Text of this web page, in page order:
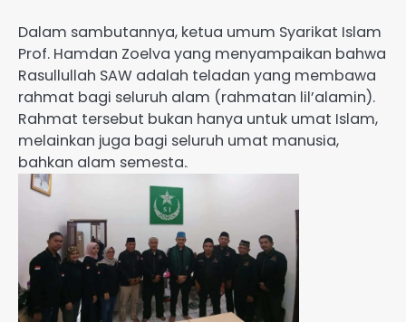
Dalam sambutannya, ketua umum Syarikat Islam
Prof. Hamdan Zoelva yang menyampaikan bahwa
Rasullullah SAW adalah teladan yang membawa
rahmat bagi seluruh alam (rahmatan lil’alamin).
Rahmat tersebut bukan hanya untuk umat Islam,
melainkan juga bagi seluruh umat manusia,
bahkan alam semesta.